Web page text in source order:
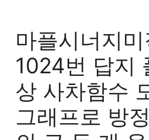
마플시너지미
1024번 답지
상 사차함수
그래프로 방